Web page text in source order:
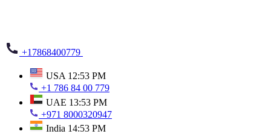
+17868400779
USA 12:53 PM
+1 786 84 00 779
UAE 13:53 PM
+971 8000320947
India 14:53 PM